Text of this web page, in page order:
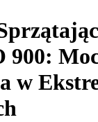
900:
w